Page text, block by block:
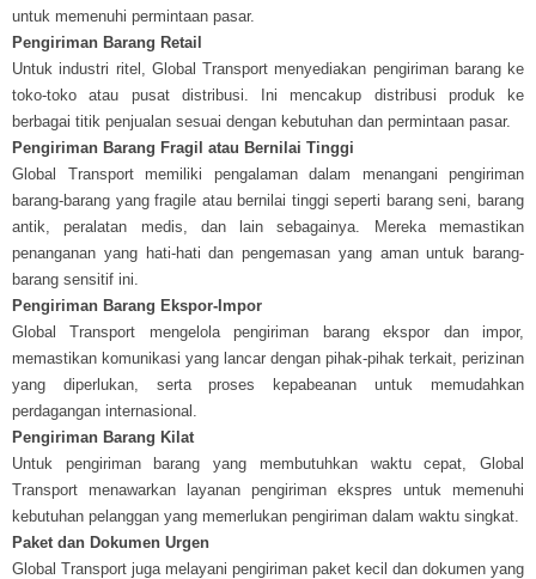
untuk memenuhi permintaan pasar.
Pengiriman Barang Retail
Untuk industri ritel, Global Transport menyediakan pengiriman barang ke
toko-toko atau pusat distribusi. Ini mencakup distribusi produk ke
berbagai titik penjualan sesuai dengan kebutuhan dan permintaan pasar.
Pengiriman Barang Fragil atau Bernilai Tinggi
Global Transport memiliki pengalaman dalam menangani pengiriman
barang-barang yang fragile atau bernilai tinggi seperti barang seni, barang
antik, peralatan medis, dan lain sebagainya. Mereka memastikan
penanganan yang hati-hati dan pengemasan yang aman untuk barang-
barang sensitif ini.
Pengiriman Barang Ekspor-Impor
Global Transport mengelola pengiriman barang ekspor dan impor,
memastikan komunikasi yang lancar dengan pihak-pihak terkait, perizinan
yang diperlukan, serta proses kepabeanan untuk memudahkan
perdagangan internasional.
Pengiriman Barang Kilat
Untuk pengiriman barang yang membutuhkan waktu cepat, Global
Transport menawarkan layanan pengiriman ekspres untuk memenuhi
kebutuhan pelanggan yang memerlukan pengiriman dalam waktu singkat.
Paket dan Dokumen Urgen
Global Transport juga melayani pengiriman paket kecil dan dokumen yang